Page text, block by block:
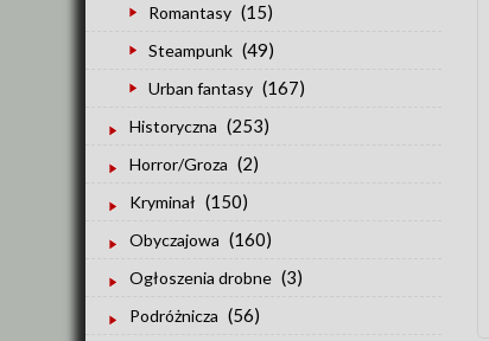
Romantasy (15)
Steampunk (49)
Urban fantasy (167)
Historyczna (253)
Horror/Groza (2)
Kryminał (150)
Obyczajowa (160)
Ogłoszenia drobne (3)
Podróżnicza (56)